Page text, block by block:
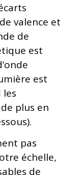
valence et
de
est
est
les
plus en
pas
échelle,
de